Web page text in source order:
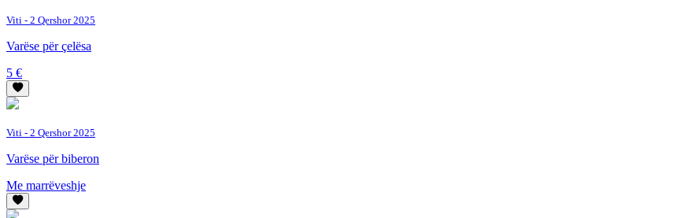
Viti - 2 Qershor 2025
Varëse për çelësa
5 €
Viti - 2 Qershor 2025
Varëse për biberon
Me marrëveshje